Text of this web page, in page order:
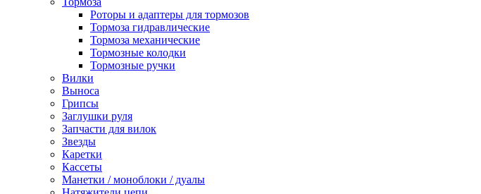
Роторы и адаптеры для тормозов
Тормоза гидравлические
Тормоза механические
Тормозные колодки
Тормозные ручки
Вилки
Выноса
Грипсы
Заглушки руля
Запчасти для вилок
Звезды
Каретки
Кассеты
Манетки / моноблоки / дуалы